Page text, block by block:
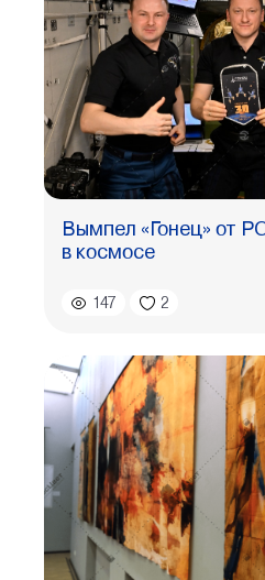
Вымпел «Гонец» от
в космосе
147 2